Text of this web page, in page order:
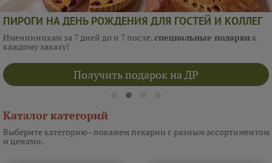
ПИРОГИ НА ДЕНЬ РОЖДЕНИЯ ДЛЯ ГОСТЕЙ И КОЛЛЕГ
Именинникам за 7 дней до и 7 после,специальные подарки к
каждому заказу!
Получить подарок на ДР
Каталог категорий
Выберите категорию - покажем пекарни с разным ассортиментом
и ценами.